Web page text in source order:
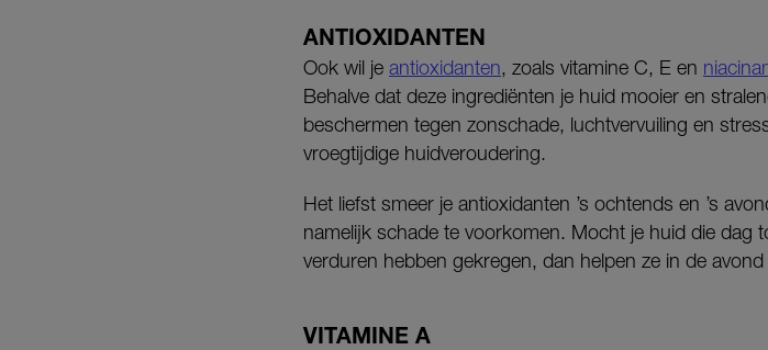
ANTIOXIDANTEN
Ook wil je antioxidanten, zoals vitamine C, E en
Behalve dat deze ingrediënten je huid mooier en
beschermen tegen zonschade, luchtvervuiling en
vroegtijdige huidveroudering.
Het liefst smeer je antioxidanten ’s ochtends en ’s
namelijk schade te voorkomen. Mocht je huid die dag
verduren hebben gekregen, dan helpen ze in de
VITAMINE A